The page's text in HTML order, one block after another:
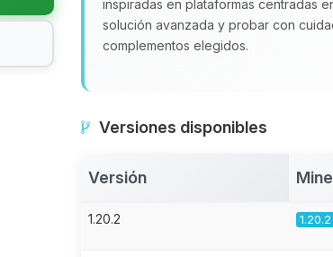
inspiradas en plataformas centradas
solución avanzada y probar con
complementos elegidos.
Versiones disponibles
Versión
1.20.2 1.20.2